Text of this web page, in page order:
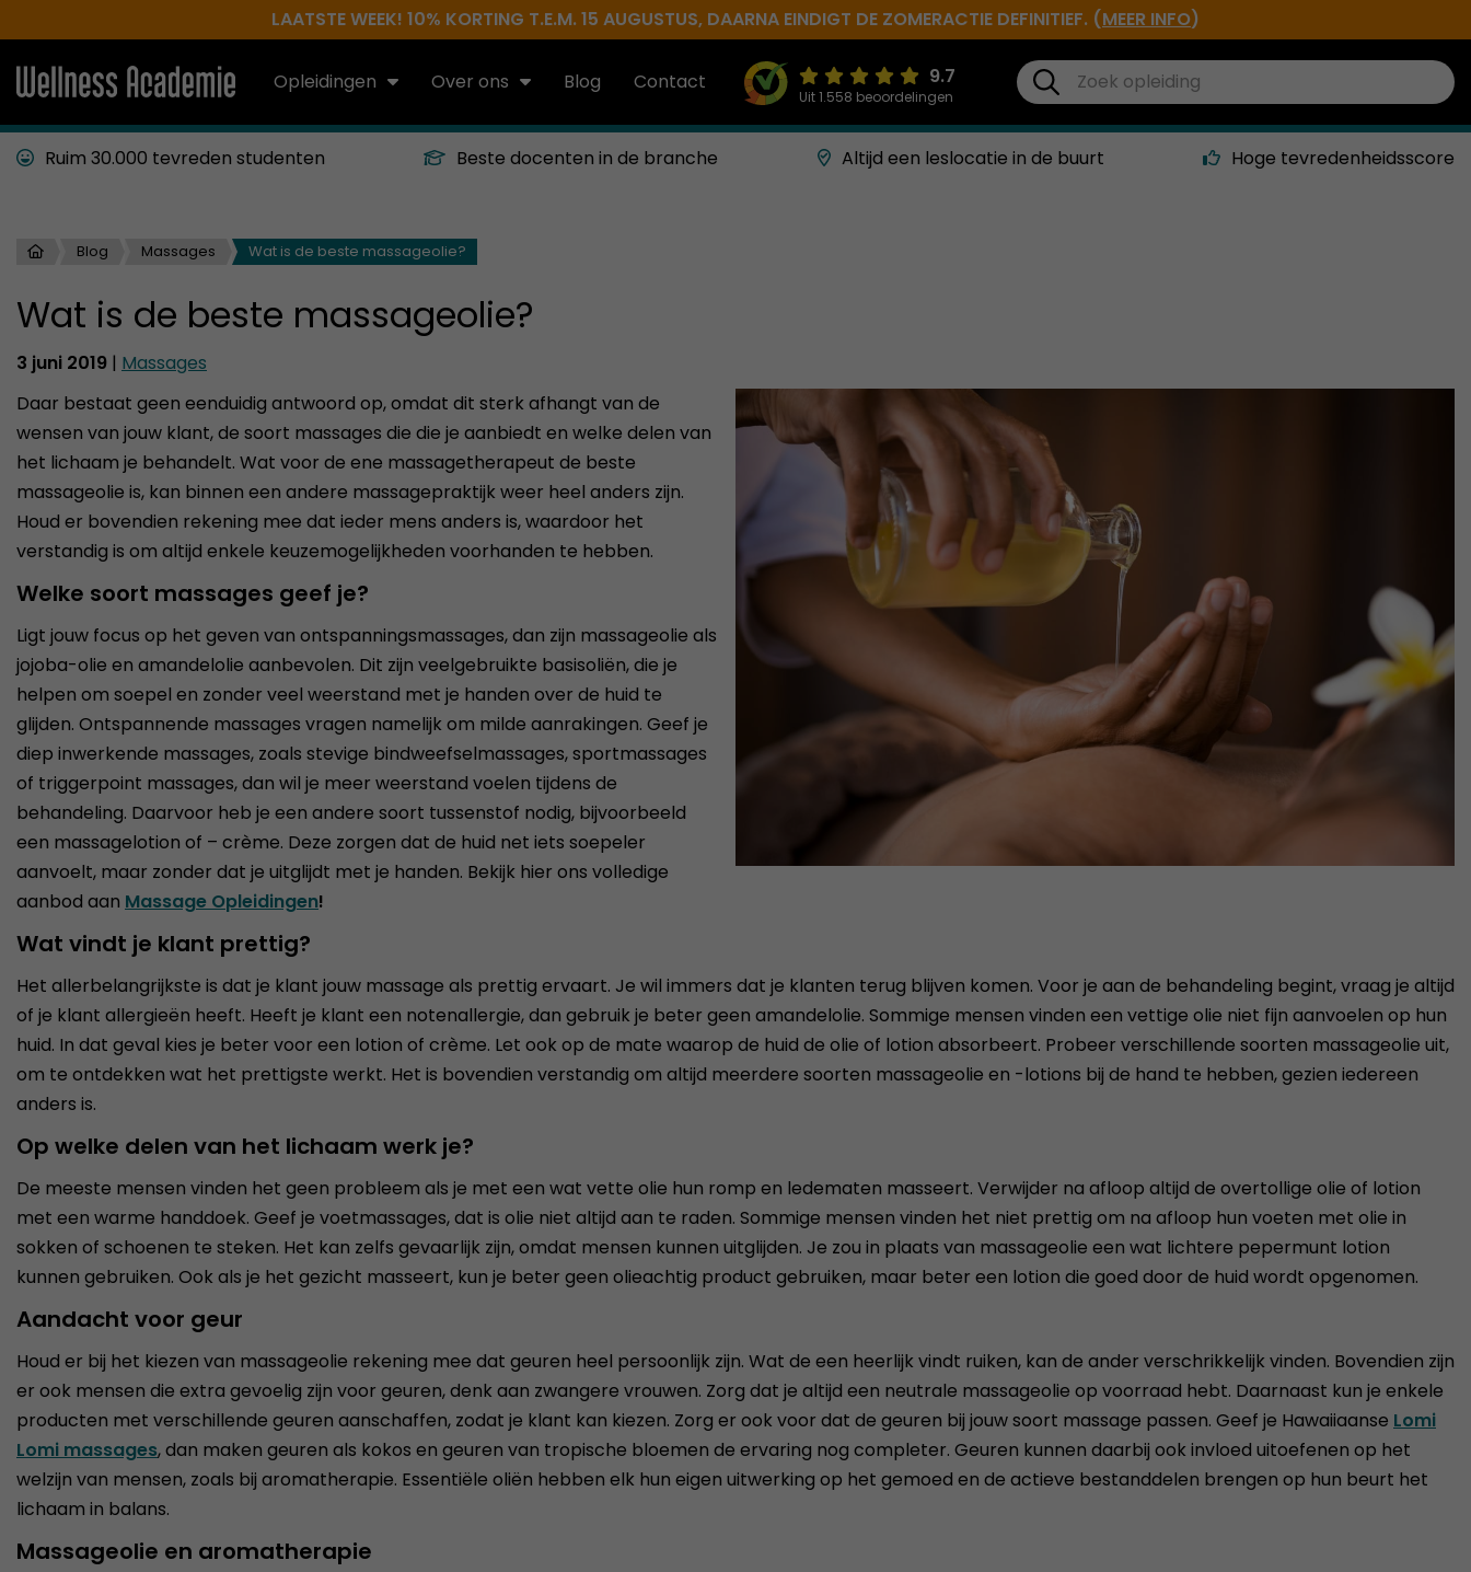
LAATSTE WEEK! 10% KORTING T.E.M. 15 AUGUSTUS, DAARNA EINDIGT DE ZOMERACTIE DEFINITIEF. (MEER INFO)
Opleidingen Over ons Blog Contact 9.7
Uit 1.558 beoordelingen
Ruim 30.000 tevreden studenten Beste docenten in de branche Altijd een leslocatie in de buurt Hoge tevredenheidsscore
Blog Massages Wat is de beste massageolie?
Wat is de beste massageolie?
3 juni 2019 | Massages
Daar bestaat geen eenduidig antwoord op, omdat dit sterk afhangt van de
wensen van jouw klant, de soort massages die die je aanbiedt en welke delen van
het lichaam je behandelt. Wat voor de ene massagetherapeut de beste
massageolie is, kan binnen een andere massagepraktijk weer heel anders zijn.
Houd er bovendien rekening mee dat ieder mens anders is, waardoor het
verstandig is om altijd enkele keuzemogelijkheden voorhanden te hebben.
Welke soort massages geef je?
Ligt jouw focus op het geven van ontspanningsmassages, dan zijn massageolie als
jojoba-olie en amandelolie aanbevolen. Dit zijn veelgebruikte basisoliën, die je
helpen om soepel en zonder veel weerstand met je handen over de huid te
glijden. Ontspannende massages vragen namelijk om milde aanrakingen. Geef je
diep inwerkende massages, zoals stevige bindweefselmassages, sportmassages
of triggerpoint massages, dan wil je meer weerstand voelen tijdens de
behandeling. Daarvoor heb je een andere soort tussenstof nodig, bijvoorbeeld
een massagelotion of – crème. Deze zorgen dat de huid net iets soepeler
aanvoelt, maar zonder dat je uitglijdt met je handen. Bekijk hier ons volledige
aanbod aan Massage Opleidingen!
Wat vindt je klant prettig?
Het allerbelangrijkste is dat je klant jouw massage als prettig ervaart. Je wil immers dat je klanten terug blijven komen. Voor je aan de behandeling begint, vraag je altijd
of je klant allergieën heeft. Heeft je klant een notenallergie, dan gebruik je beter geen amandelolie. Sommige mensen vinden een vettige olie niet fijn aanvoelen op hun
huid. In dat geval kies je beter voor een lotion of crème. Let ook op de mate waarop de huid de olie of lotion absorbeert. Probeer verschillende soorten massageolie uit,
om te ontdekken wat het prettigste werkt. Het is bovendien verstandig om altijd meerdere soorten massageolie en -lotions bij de hand te hebben, gezien iedereen
anders is.
Op welke delen van het lichaam werk je?
De meeste mensen vinden het geen probleem als je met een wat vette olie hun romp en ledematen masseert. Verwijder na afloop altijd de overtollige olie of lotion
met een warme handdoek. Geef je voetmassages, dat is olie niet altijd aan te raden. Sommige mensen vinden het niet prettig om na afloop hun voeten met olie in
sokken of schoenen te steken. Het kan zelfs gevaarlijk zijn, omdat mensen kunnen uitglijden. Je zou in plaats van massageolie een wat lichtere pepermunt lotion
kunnen gebruiken. Ook als je het gezicht masseert, kun je beter geen olieachtig product gebruiken, maar beter een lotion die goed door de huid wordt opgenomen.
Aandacht voor geur
Houd er bij het kiezen van massageolie rekening mee dat geuren heel persoonlijk zijn. Wat de een heerlijk vindt ruiken, kan de ander verschrikkelijk vinden. Bovendien zijn
er ook mensen die extra gevoelig zijn voor geuren, denk aan zwangere vrouwen. Zorg dat je altijd een neutrale massageolie op voorraad hebt. Daarnaast kun je enkele
producten met verschillende geuren aanschaffen, zodat je klant kan kiezen. Zorg er ook voor dat de geuren bij jouw soort massage passen. Geef je Hawaiiaanse Lomi
Lomi massages, dan maken geuren als kokos en geuren van tropische bloemen de ervaring nog completer. Geuren kunnen daarbij ook invloed uitoefenen op het
welzijn van mensen, zoals bij aromatherapie. Essentiële oliën hebben elk hun eigen uitwerking op het gemoed en de actieve bestanddelen brengen op hun beurt het
lichaam in balans.
Massageolie en aromatherapie